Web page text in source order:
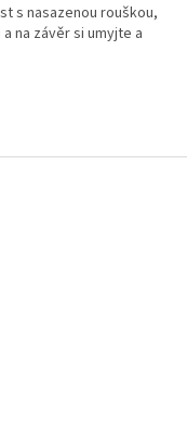
s nasazenou rouškou,
na závěr si umyjte a